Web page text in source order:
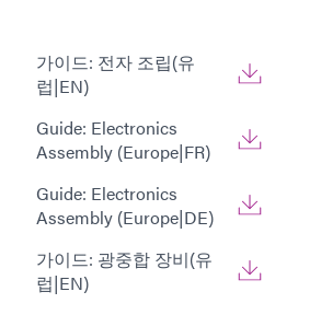
가이드: 전자 조립(유
럽|EN)
Guide: Electronics
Assembly (Europe|FR)
Guide: Electronics
Assembly (Europe|DE)
가이드: 광중합 장비(유
럽|EN)